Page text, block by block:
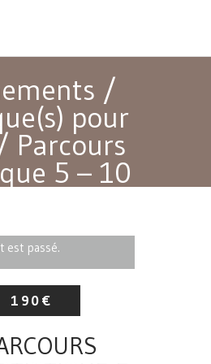
/
pour
Parcours
5 – 10
est passé.
190€